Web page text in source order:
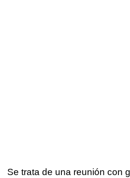
Se trata de una reunión con